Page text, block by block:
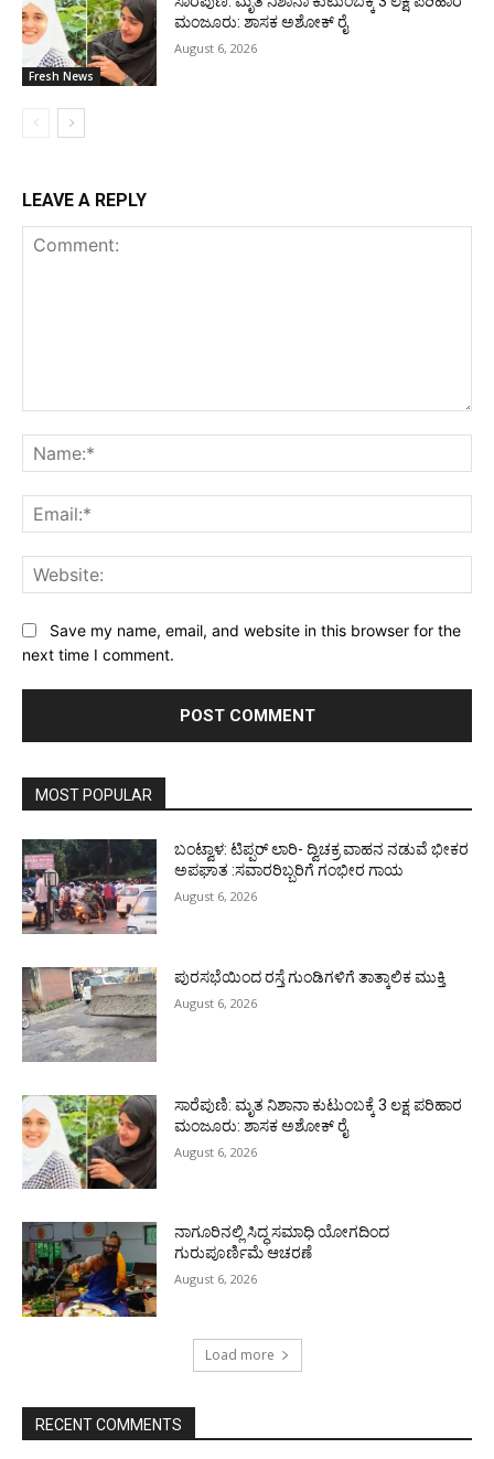
Fresh News
ಮಂಜೂರು: ಶಾಸಕ ಅಶೋಕ್ ರೈ
August 6, 2026
LEAVE A REPLY
Save my name, email, and website in this browser for the
next time I comment.
MOST POPULAR
ಬಂಟ್ವಾಳ: ಟಿಪ್ಪರ್ ಲಾರಿ- ದ್ವಿಚಕ್ರ ವಾಹನ ನಡುವೆ ಭೀಕರ
ಅಪಘಾತ :ಸವಾರರಿಬ್ಬರಿಗೆ ಗಂಭೀರ ಗಾಯ
August 6, 2026
ಪುರಸಭೆಯಿಂದ ರಸ್ತೆ ಗುಂಡಿಗಳಿಗೆ ತಾತ್ಕಾಲಿಕ ಮುಕ್ತಿ
August 6, 2026
ಸಾರೆಪುಣಿ: ಮೃತ ನಿಶಾನಾ ಕುಟುಂಬಕ್ಕೆ 3 ಲಕ್ಷ ಪರಿಹಾರ
ಮಂಜೂರು: ಶಾಸಕ ಅಶೋಕ್ ರೈ
August 6, 2026
ನಾಗೂರಿನಲ್ಲಿ ಸಿದ್ಧ ಸಮಾಧಿ ಯೋಗದಿಂದ
ಗುರುಪೂರ್ಣಿಮೆ ಆಚರಣೆ
August 6, 2026
Load more
RECENT COMMENTS